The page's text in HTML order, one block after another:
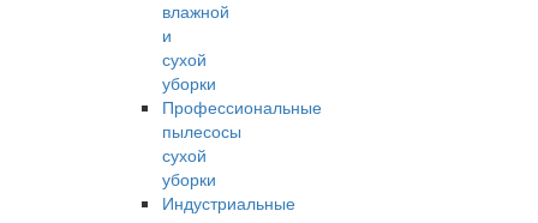
влажной
и
сухой
уборки
Профессиональные
пылесосы
сухой
уборки
Индустриальные